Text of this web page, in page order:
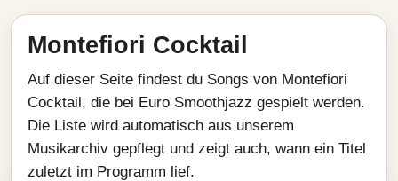
Montefiori Cocktail
Auf dieser Seite findest du Songs von Montefiori
Cocktail, die bei Euro Smoothjazz gespielt werden.
Die Liste wird automatisch aus unserem
Musikarchiv gepflegt und zeigt auch, wann ein Titel
zuletzt im Programm lief.